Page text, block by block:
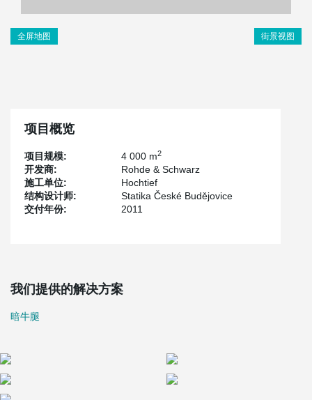
全屏地图 街景视图
项目概览
项目规模: 4 000 m2
开发商:
Rohde & Schwarz
施工单位:
Hochtief
结构设计师:
Statika České Budějovice
交付年份:
2011
我们提供的解决方案
暗牛腿